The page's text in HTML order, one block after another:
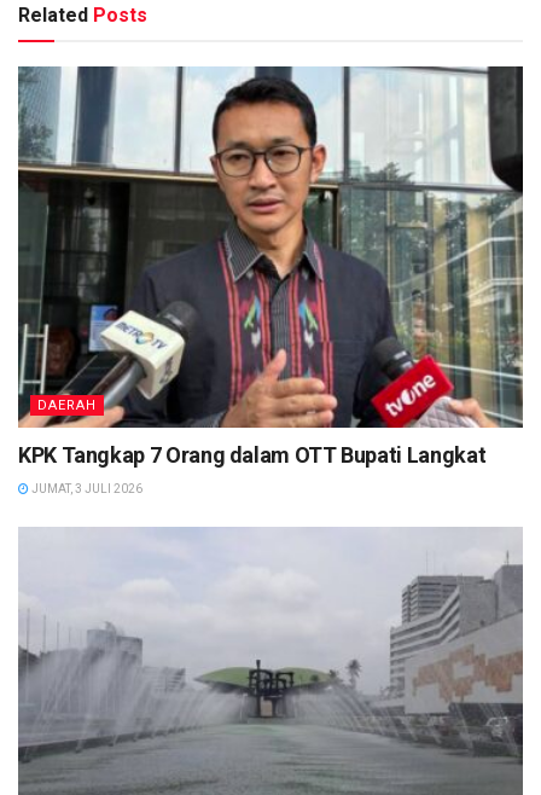
Related Posts
DAERAH
KPK Tangkap 7 Orang dalam OTT Bupati Langkat
JUMAT, 3 JULI 2026